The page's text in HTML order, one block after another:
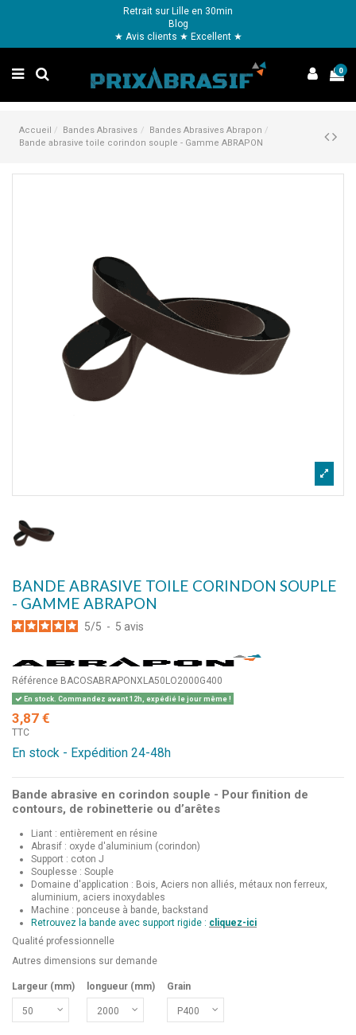
Retrait sur Lille en 30min
Blog
★ Avis clients ★ Excellent ★
0
Accueil Bandes Abrasives
Bandes Abrasives Abrapon
Bande abrasive toile corindon souple - Gamme ABRAPON
BANDE ABRASIVE TOILE CORINDON SOUPLE
- GAMME ABRAPON
5/5 - 5 avis
Référence BACOSABRAPONXLA50LO2000G400
En stock. Commandez avant 12h, expédié le jour même !
3,87 €
TTC
En stock - Expédition 24-48h
Bande abrasive en corindon souple - Pour finition de
contours, de robinetterie ou d’arêtes
Liant : entièrement en résine
Abrasif : oxyde d'aluminium (corindon)
Support : coton J
Souplesse : Souple
Domaine d'application : Bois, Aciers non alliés, métaux non ferreux,
aluminium, aciers inoxydables
Machine : ponceuse à bande, backstand
Retrouvez la bande avec support rigide : cliquez-ici
Qualité professionnelle
Autres dimensions sur demande
Largeur (mm) longueur (mm) Grain